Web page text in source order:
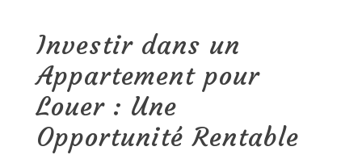
Investir dans un
Appartement pour
Louer : Une
Opportunité Rentable